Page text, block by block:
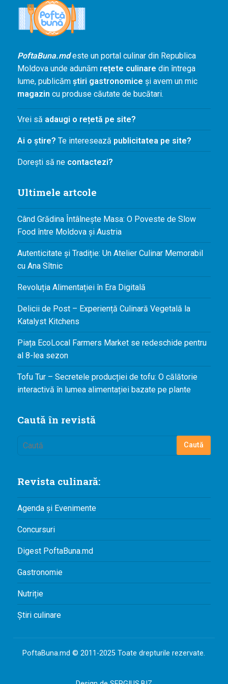
Agenda și
Evenimente
Concursuri
Digest
PoftaBuna.md
Nutriție
PoftaBuna.mdeste un portal culinar din Republica
Moldova unde adunăm rețete culinare din întrega
lume, publicăm știri gastronomice și avem un mic
magazin cu produse căutate de bucătari.
Vrei să adaugi o rețetă pe site?
Ai o știre? Te interesează publicitatea pe site?
Dorești să necontactezi?
Ultimele artcole
Când Grădina Întâlnește Masa: O Poveste de Slow
Food între Moldova și Austria
Autenticitate și Tradiție: Un Atelier Culinar Memorabil
cu Ana Sîtnic
Revoluția Alimentației în Era Digitală
Delicii de Post – Experiență Culinară Vegetală la
Katalyst Kitchens
Piața EcoLocal Farmers Market se redeschide pentru
al 8-lea sezon
Tofu Tur – Secretele producției de tofu: O călătorie
interactivă în lumea alimentației bazate pe plante
Caută în revistă
Revista culinară:
Agenda și Evenimente
Concursuri
Digest PoftaBuna.md
Gastronomie
Nutriție
Știri culinare
PoftaBuna.md © 2011-2025 Toate drepturile rezervate.